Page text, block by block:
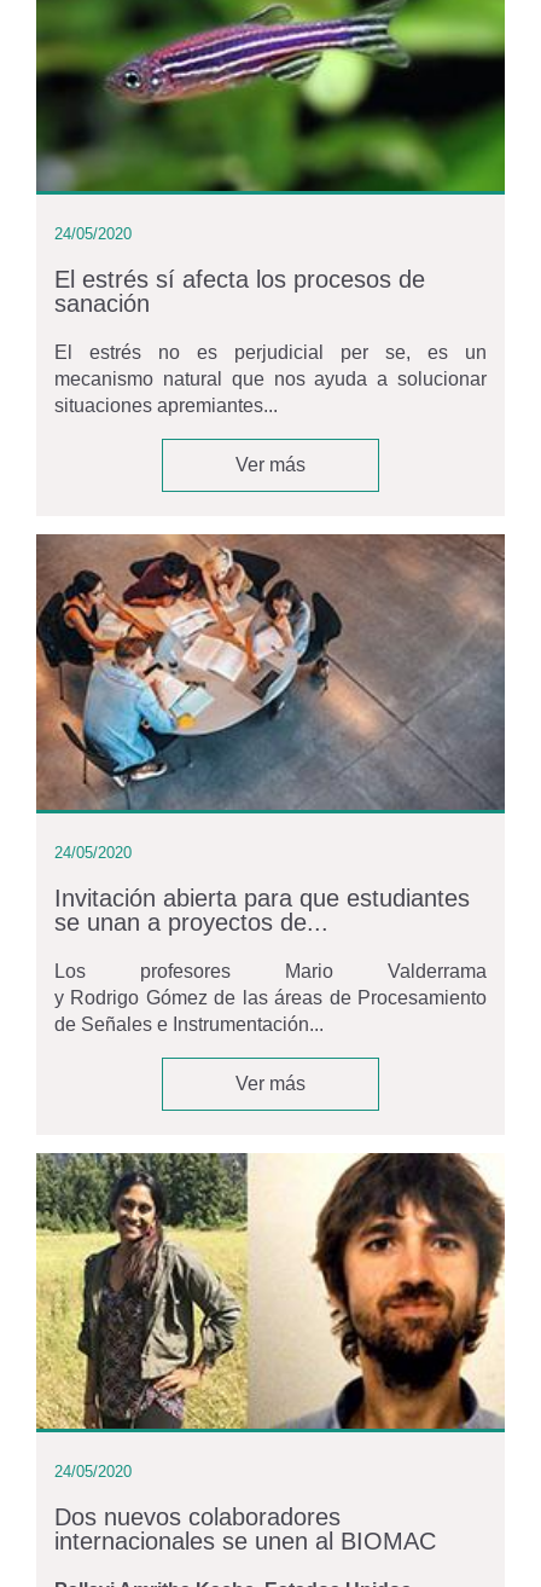
24/05/2020
El estrés sí afecta los procesos de
sanación
El estrés no es perjudicial per se, es un
mecanismo natural que nos ayuda a solucionar
situaciones apremiantes...
Ver más
24/05/2020
Invitación abierta para que estudiantes
se unan a proyectos de...
Los profesores Mario Valderrama
y Rodrigo Gómez de las áreas de Procesamiento
de Señales e Instrumentación...
Ver más
24/05/2020
Dos nuevos colaboradores
internacionales se unen al BIOMAC